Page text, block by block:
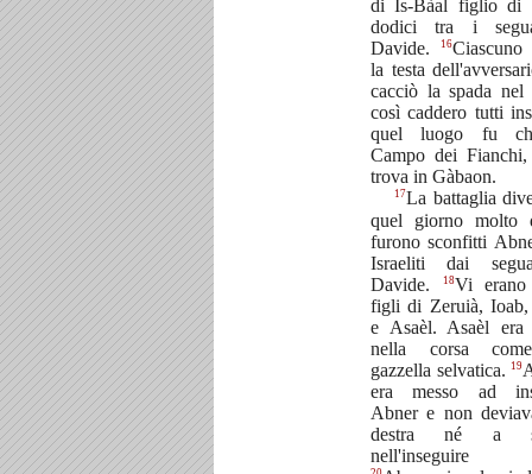
di Is-Bàal figlio di
dodici tra i
Davide.
16Ciascuno
la testa
cacciò la spada nel
così caddero tutti
quel luogo fu
Campo dei
trova in Gàbaon.
17La battaglia
quel giorno molto
furono sconfitti
Israeliti dai
Davide.
18Vi
figli di Zeruià, Ioab,
e Asaèl. Asaèl era
nella corsa
gazzella selvatica. 19
era messo ad
Abner e non
destra né a
nell'inseguire